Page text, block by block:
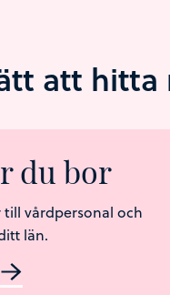
att
du bor
vårdpersonal och
län.